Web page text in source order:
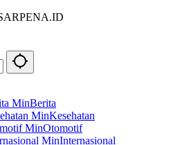
Berita
Kesehatan
Otomotif
Internasional